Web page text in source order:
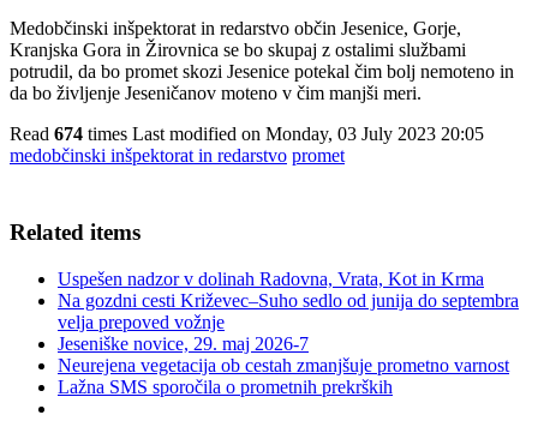
Medobčinski inšpektorat in redarstvo občin Jesenice, Gorje,
Kranjska Gora in Žirovnica se bo skupaj z ostalimi službami
potrudil, da bo promet skozi Jesenice potekal čim bolj nemoteno in
da bo življenje Jeseničanov moteno v čim manjši meri.
Read 674 times Last modified on Monday, 03 July 2023 20:05
medobčinski inšpektorat in redarstvo promet
Related items
Uspešen nadzor v dolinah Radovna, Vrata, Kot in Krma
Na gozdni cesti Križevec–Suho sedlo od junija do septembra
velja prepoved vožnje
Jeseniške novice, 29. maj 2026-7
Neurejena vegetacija ob cestah zmanjšuje prometno varnost
Lažna SMS sporočila o prometnih prekrških